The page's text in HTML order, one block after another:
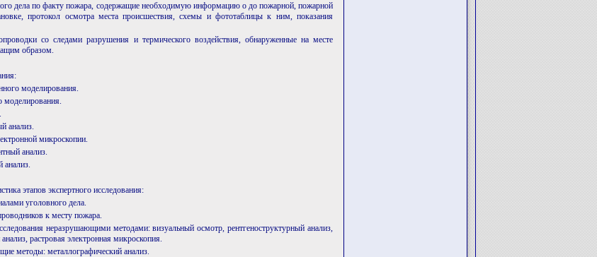
дела по факту пожара, содержащие необходимую информацию о до пожарной, пожарной
протокол осмотра места происшествия, схемы и фототаблицы к ним, показания
со следами разрушения и термического воздействия, обнаруженные на месте
образом.
моделирования.
моделирования.
анализ.
микроскопии.
анализ.
анализ.
этапов экспертного исследования:
уголовного дела.
к месту пожара.
неразрушающими методами: визуальный осмотр, рентгеноструктурный анализ,
растровая электронная микроскопия.
методы: металлографический анализ.